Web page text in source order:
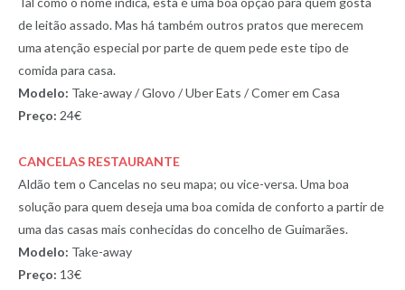
de leitão assado. Mas há também outros pratos que merecem
uma atenção especial por parte de quem pede este tipo de
comida para casa.
Modelo: Take-away / Glovo / Uber Eats / Comer em Casa
Preço: 24€
CANCELAS RESTAURANTE
Aldão tem o Cancelas no seu mapa; ou vice-versa. Uma boa
solução para quem deseja uma boa comida de conforto a partir de
uma das casas mais conhecidas do concelho de Guimarães.
Modelo: Take-away
Preço: 13€